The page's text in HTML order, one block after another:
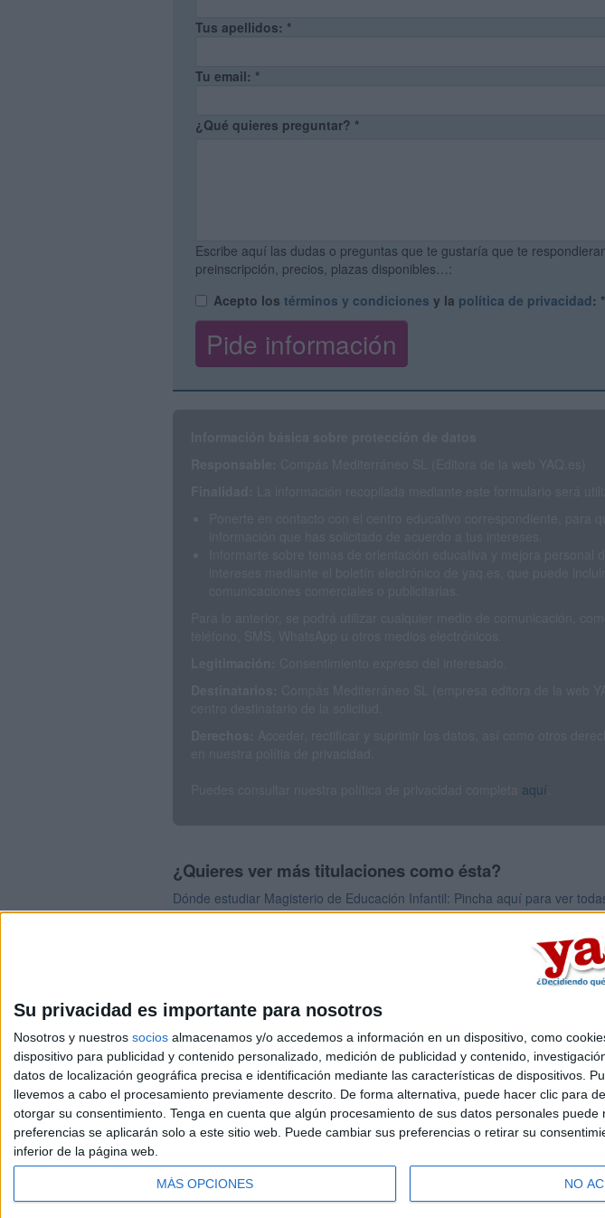
Su privacidad es importante para nosotros
Nosotros y nuestros socios almacenamos y/o accedemos a información en un dispositivo, como
dispositivo para publicidad y contenido personalizado, medición de publicidad y contenido,
datos de localización geográfica precisa e identificación mediante las características de dispositivos.
llevemos a cabo el procesamiento previamente descrito. De forma alternativa, puede hacer clic para
otorgar su consentimiento. Tenga en cuenta que algún procesamiento de sus datos personales
preferencias se aplicarán solo a este sitio web. Puede cambiar sus preferencias o retirar su
inferior de la página web.
MÁS OPCIONES NO
Tus apellidos: *
Tu email: *
¿Qué quieres preguntar? *
Escribe aquí las dudas o preguntas que te gustaría que te
preinscripción, precios, plazas disponibles…:
Acepto los términos y condiciones y la política de privacidad: *
aquí
¿Quieres ver más titulaciones como ésta?
Dónde estudiar Magisterio de Educación Infantil: Pincha aquí para ver
Dónde estudiar Magisterio de Educación Primaria: Pincha aquí para ver
Quiénes somos|
Aviso legal|Politica de privacidad|
© 2003-2026Compás Mediterráneo S.L.- Diego de